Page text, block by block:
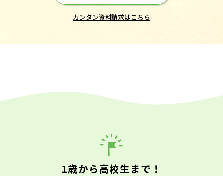
カンタン資料請求はこちら
1歳から高校生まで！